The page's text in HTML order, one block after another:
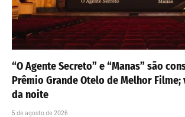
“O Agente Secreto” e “Manas” são
Prêmio Grande Otelo de Melhor Filme;
da noite
5 de agosto de 2026